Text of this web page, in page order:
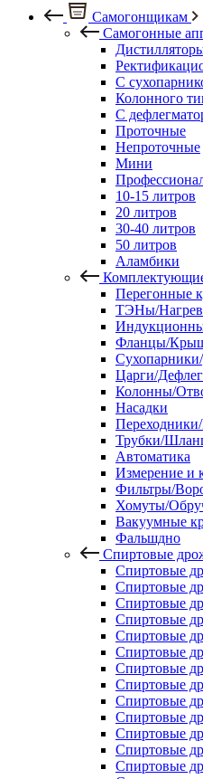
Самогонщикам
Самогонные
С
Колонного
С
Проточные
Непроточные
Мини
10-15 литров
20 литров
30-40 литров
50 литров
Аламбики
Перегонные
ТЭНы/
Фланцы/
Царги/
Колонны/
Насадки
Трубки/
Автоматика
Измерение и
Фильтры/
Хомуты/
Вакуумные
Фальшдно
Спиртовые
Спиртовые
Спиртовые
Спиртовые
Спиртовые
Спиртовые
Спиртовые
Спиртовые
Спиртовые
Спиртовые
Спиртовые
Спиртовые
Спиртовые
Спиртовые